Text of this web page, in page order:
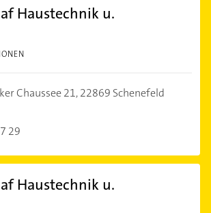
Haustechnik u.
Chaussee 21,22869 Schenefeld
29
Haustechnik u.